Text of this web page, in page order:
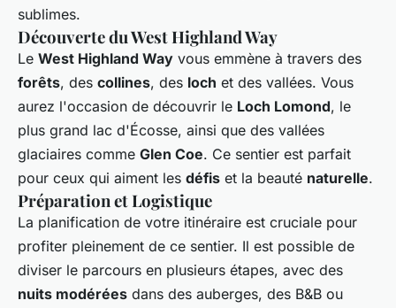
sublimes.
Découverte du West Highland Way
Le West Highland Way vous emmène à travers des
forêts, des collines, des loch et des vallées. Vous
aurez l'occasion de découvrir le Loch Lomond, le
plus grand lac d'Écosse, ainsi que des vallées
glaciaires comme Glen Coe. Ce sentier est parfait
pour ceux qui aiment les défis et la beauté naturelle.
Préparation et Logistique
La planification de votre itinéraire est cruciale pour
profiter pleinement de ce sentier. Il est possible de
diviser le parcours en plusieurs étapes, avec des
nuits modérées dans des auberges, des B&B ou